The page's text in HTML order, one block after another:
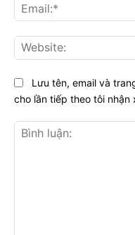
Lưu tên, email và
cho lần tiếp theo tôi nhận